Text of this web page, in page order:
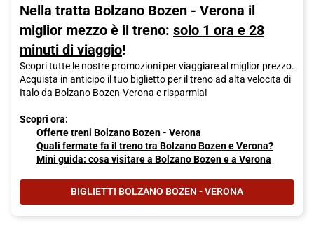
Nella tratta Bolzano Bozen - Verona il
miglior mezzo è il treno: solo 1 ora e 28
minuti di viaggio!
Scopri tutte le nostre promozioni per viaggiare al miglior prezzo.
Acquista in anticipo il tuo biglietto per il treno ad alta velocita di
Italo da Bolzano Bozen-Verona e risparmia!
Scopri ora:
Offerte treni Bolzano Bozen - Verona
Quali fermate fa il treno tra Bolzano Bozen e Verona?
Mini guida: cosa visitare a Bolzano Bozen e a Verona
BIGLIETTI BOLZANO BOZEN - VERONA